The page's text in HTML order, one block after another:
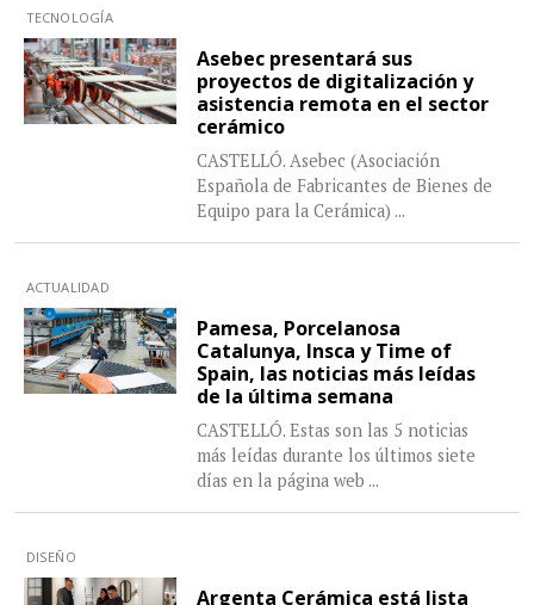
TECNOLOGÍA
Asebec presentará sus
proyectos de digitalización y
asistencia remota en el sector
cerámico
CASTELLÓ. Asebec (Asociación
Española de Fabricantes de Bienes de
Equipo para la Cerámica) ...
ACTUALIDAD
Pamesa, Porcelanosa
Catalunya, Insca y Time of
Spain, las noticias más leídas
de la última semana
CASTELLÓ. Estas son las 5 noticias
más leídas durante los últimos siete
días en la página web ...
DISEÑO
Argenta Cerámica está lista